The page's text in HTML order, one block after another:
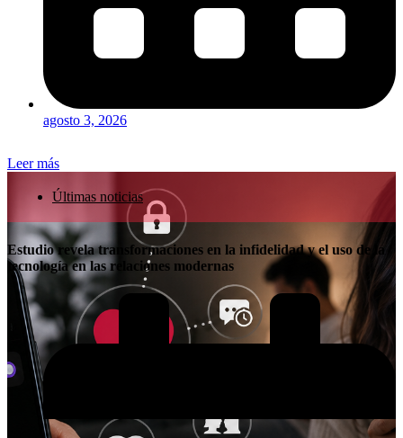
agosto 3, 2026
Leer más
Últimas noticias
Estudio revela transformaciones en la infidelidad y el uso de la
tecnología en las relaciones modernas